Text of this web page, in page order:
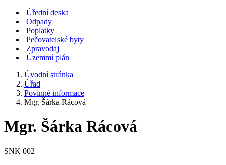
Úřední deska
Odpady
Poplatky
Pečovatelské byty
Zpravodaj
Územmí plán
Úvodní stránka
Úřad
Povinné informace
Mgr. Šárka Rácová
Mgr. Šárka Rácová
SNK 002